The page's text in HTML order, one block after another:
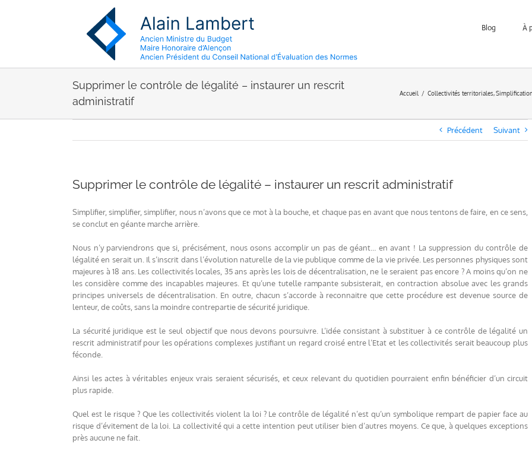
Blog À
Supprimer le contrôle de légalité – instaurer un rescrit
administratif
Accueil Collectivités territoriales
Précédent Suivant
Supprimer le contrôle de légalité – instaurer un rescrit administratif
Simplifier, simplifier, simplifier, nous n’avons que ce mot à la bouche, et chaque pas en avant que nous tentons de faire, en ce sens,
se conclut en géante marche arrière.
Nous n’y parviendrons que si, précisément, nous osons accomplir un pas de géant… en avant ! La suppression du contrôle de
légalité en serait un. Il s’inscrit dans l’évolution naturelle de la vie publique comme de la vie privée. Les personnes physiques sont
majeures à 18 ans. Les collectivités locales, 35 ans après les lois de décentralisation, ne le seraient pas encore ? A moins qu’on ne
les considère comme des incapables majeures. Et qu’une tutelle rampante subsisterait, en contraction absolue avec les grands
principes universels de décentralisation. En outre, chacun s’accorde à reconnaitre que cette procédure est devenue source de
lenteur, de coûts, sans la moindre contrepartie de sécurité juridique.
La sécurité juridique est le seul objectif que nous devons poursuivre. L’idée consistant à substituer à ce contrôle de légalité un
rescrit administratif pour les opérations complexes justifiant un regard croisé entre l’Etat et les collectivités serait beaucoup plus
féconde.
Ainsi les actes à véritables enjeux vrais seraient sécurisés, et ceux relevant du quotidien pourraient enfin bénéficier d’un circuit
plus rapide.
Quel est le risque ? Que les collectivités violent la loi ? Le contrôle de légalité n’est qu’un symbolique rempart de papier face au
risque d’évitement de la loi. La collectivité qui a cette intention peut utiliser bien d’autres moyens. Ce que, à quelques exceptions
près aucune ne fait.